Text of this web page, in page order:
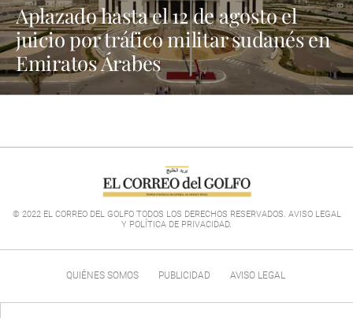
Aplazado hasta el 12 de agosto el
juicio por tráfico militar sudanés en
Emiratos Árabes
© 2022 EL CORREO DEL GOLFO TODOS LOS DERECHOS RESERVADOS. AVISO LEGAL
Y POLÍTICA DE PRIVACIDAD.
QUIÉNES SOMOS PUBLICIDAD AVISO LEGAL